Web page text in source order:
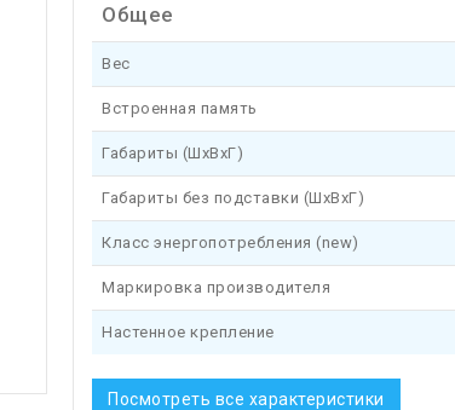
Общее
Вес
Встроенная память
Габариты (ШхВхГ)
Габариты без подставки (ШхВхГ)
Класс энергопотребления (new)
Маркировка производителя
Настенное крепление
Посмотреть все характеристики